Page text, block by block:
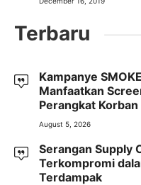
Terbaru
Kampanye
Manfaatkan
Perangkat
August 5, 2026
Serangan Supply
Terkompromi
Terdampak